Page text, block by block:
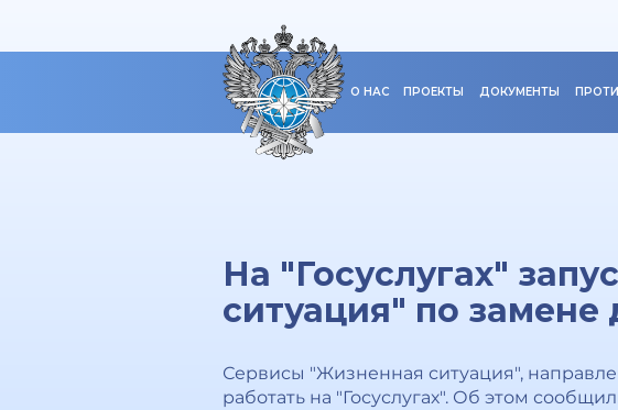
О НАС ПРОЕКТЫ ДОКУМЕНТЫ
На "Госуслугах"
ситуация" по замене
Сервисы "Жизненная ситуация",
работать на "Госуслугах". Об этом